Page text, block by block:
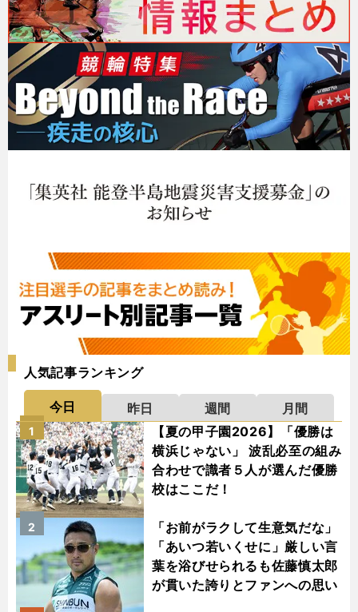
人気記事ランキング
今日 昨日 週間
月間
【夏の甲子園2026】「優勝は
横浜じゃない」 波乱必至の組み
合わせで識者５人が選んだ優勝
校はここだ！
1
「お前がラクして生意気だな」
「あいつ若いくせに」厳しい言
葉を浴びせられるも佐藤慎太郎
が貫いた誇りとファンへの思い
2